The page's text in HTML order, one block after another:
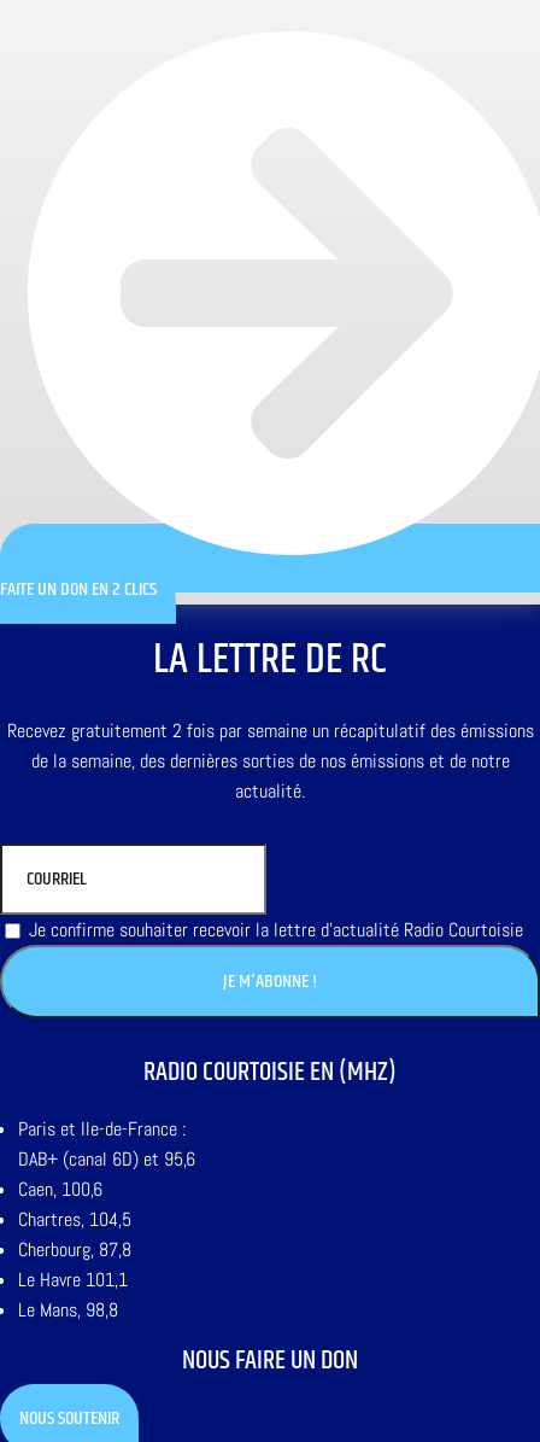
FAITE UN DON EN 2 CLICS
LA LETTRE DE RC
Recevez gratuitement 2 fois par semaine un récapitulatif des émissions
de la semaine, des dernières sorties de nos émissions et de notre
actualité.
Je confirme souhaiter recevoir la lettre d'actualité Radio Courtoisie
RADIO COURTOISIE EN (MHZ)
Paris et Ile-de-France :
DAB+ (canal 6D) et 95,6
Caen, 100,6
Chartres, 104,5
Cherbourg, 87,8
Le Havre 101,1
Le Mans, 98,8
NOUS FAIRE UN DON
NOUS SOUTENIR